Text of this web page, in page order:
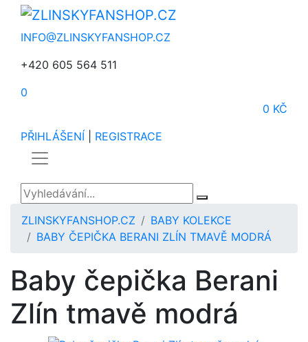
INFO@ZLINSKYFANSHOP.CZ
+420 605 564 511
0
0 KČ
PŘIHLÁŠENÍ
REGISTRACE
ZLINSKYFANSHOP.CZ
BABY KOLEKCE
BABY ČEPIČKA BERANI ZLÍN TMAVĚ MODRÁ
Baby čepička Berani
Zlín tmavě modrá